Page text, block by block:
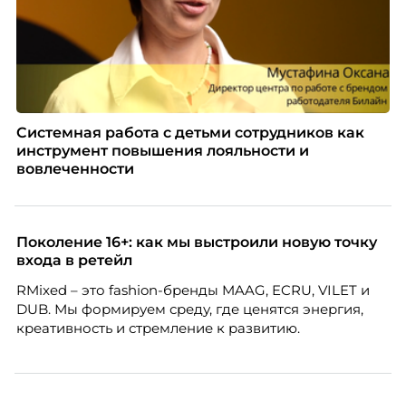
Системная работа с детьми сотрудников как
инструмент повышения лояльности и
вовлеченности
Поколение 16+: как мы выстроили новую точку
входа в ретейл
RMixed – это fashion-бренды MAAG, ECRU, VILET и
DUB. Мы формируем среду, где ценятся энергия,
креативность и стремление к развитию.